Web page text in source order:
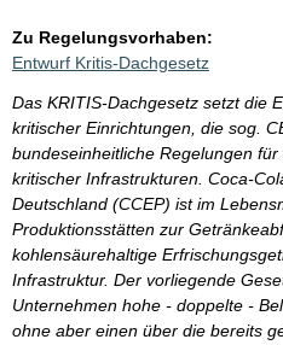
Zu Regelungsvorhaben:
Entwurf Kritis-Dachgesetz
Das KRITIS-Dachgesetz setzt die
kritischer Einrichtungen, die sog.
bundeseinheitliche Regelungen
kritischer Infrastrukturen. Coca-
Deutschland (CCEP) ist im
Produktionsstätten zur
kohlensäurehaltige
Infrastruktur. Der vorliegende
Unternehmen hohe - doppelte -
ohne aber einen über die bereits